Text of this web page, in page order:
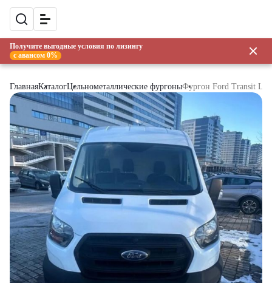
Получите выгодные условия по лизингу
с авансом 0%
ГлавнаяКаталогЦельнометаллические фургоныФургон Ford Transit